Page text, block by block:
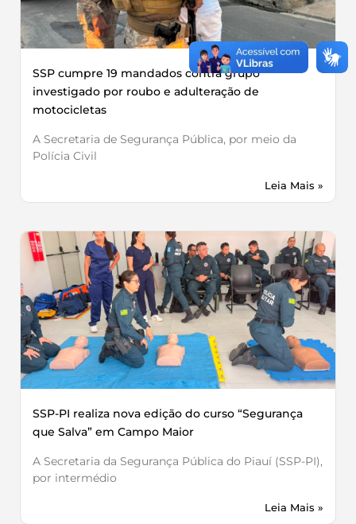
SSP cumpre 19 mandados contra grupo
investigado por roubo e adulteração de
motocicletas
A Secretaria de Segurança Pública, por meio da
Polícia Civil
Leia Mais »
SSP-PI realiza nova edição do curso “Segurança
que Salva” em Campo Maior
A Secretaria da Segurança Pública do Piauí (SSP-PI),
por intermédio
Leia Mais »